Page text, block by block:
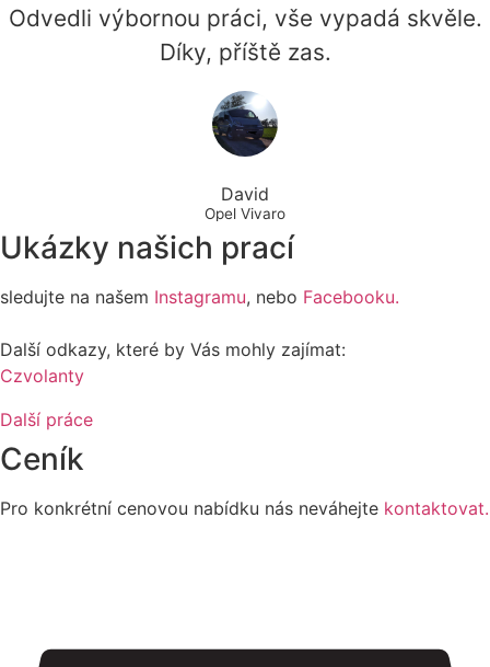
Odvedli výbornou práci, vše vypadá skvěle.
Díky, příště zas.
David
Opel Vivaro
Ukázky našich prací
sledujte na našem Instagramu, nebo Facebooku.
Další odkazy, které by Vás mohly zajímat:
Czvolanty
Další práce
Ceník
Pro konkrétní cenovou nabídku nás neváhejte kontaktovat.